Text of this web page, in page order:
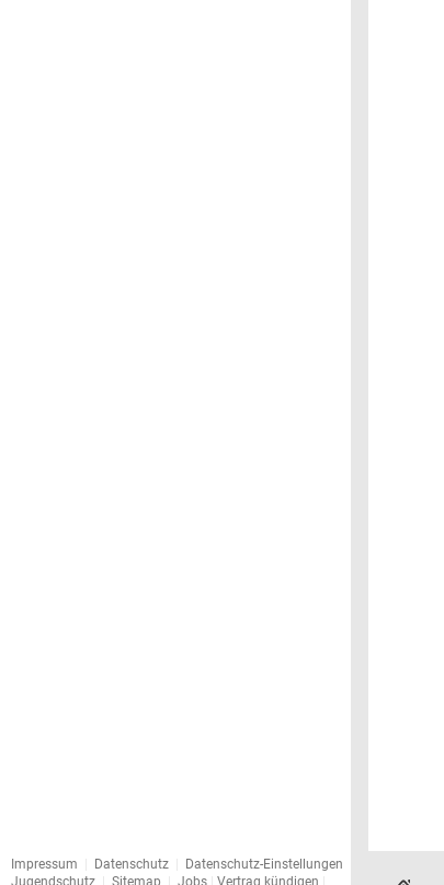
Impressum Datenschutz
Datenschutz-Einstellungen
Jugendschutz
Sitemap Jobs Vertrag kündigen